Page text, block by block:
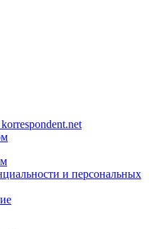
и персональных